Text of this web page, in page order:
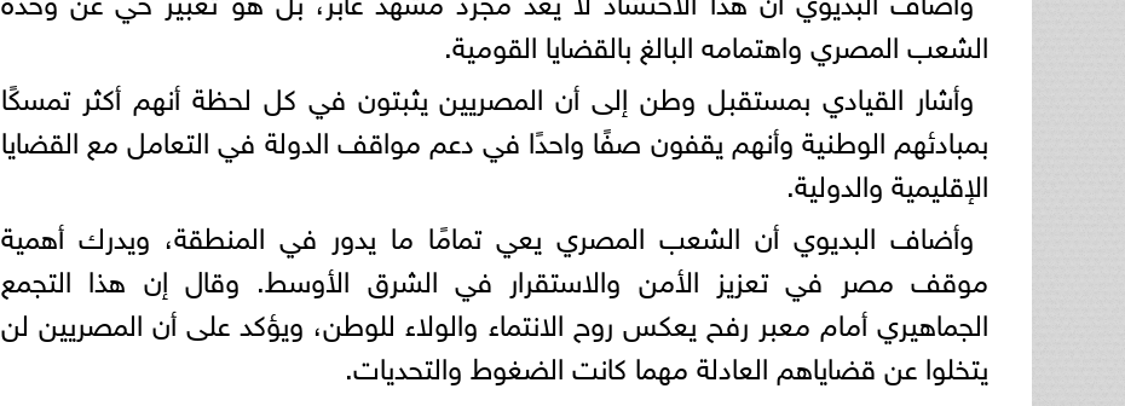
الشعب المصري واهتمامه البالغ بالقضايا القومية.
وأشار القيادي بمستقبل وطن إلى أن المصريين يثبتون في كل لحظة أنهم أكثر تمسكًا
بمبادئهم الوطنية وأنهم يقفون صفًا واحدًا في دعم مواقف الدولة في التعامل مع القضايا
الإقليمية والدولية.
وأضاف البديوي أن الشعب المصري يعي تمامًا ما يدور في المنطقة، ويدرك أهمية
موقف مصر في تعزيز الأمن والاستقرار في الشرق الأوسط. وقال إن هذا التجمع
الجماهيري أمام معبر رفح يعكس روح الانتماء والولاء للوطن، ويؤكد على أن المصريين لن
يتخلوا عن قضاياهم العادلة مهما كانت الضغوط والتحديات.